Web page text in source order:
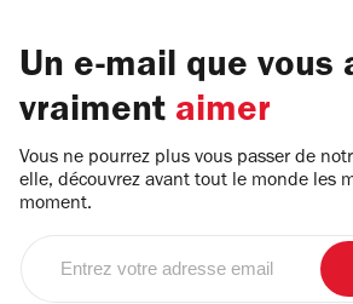
Un e-mail que vous
vraiment aimer
Vous ne pourrez plus vous passer de
elle, découvrez avant tout le monde les
moment.